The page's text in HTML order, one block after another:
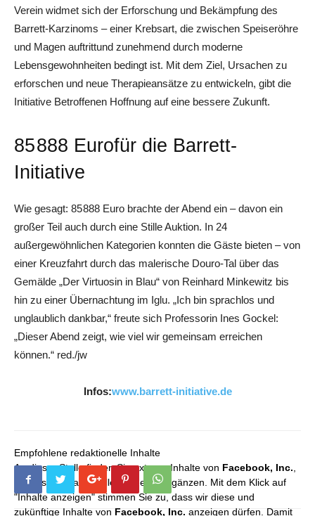
Verein widmet sich der Erforschung und Bekämpfung des
Barrett-Karzinoms – einer Krebsart, die zwischen Speiseröhre
und Magen auftrittund zunehmend durch moderne
Lebensgewohnheiten bedingt ist. Mit dem Ziel, Ursachen zu
erforschen und neue Therapieansätze zu entwickeln, gibt die
Initiative Betroffenen Hoffnung auf eine bessere Zukunft.
85 888 Eurofür die Barrett-
Initiative
Wie gesagt: 85 888 Euro brachte der Abend ein – davon ein
großer Teil auch durch eine Stille Auktion. In 24
außergewöhnlichen Kategorien konnten die Gäste bieten – von
einer Kreuzfahrt durch das malerische Douro-Tal über das
Gemälde „Der Virtuosin in Blau“ von Reinhard Minkewitz bis
hin zu einer Übernachtung im Iglu. „Ich bin sprachlos und
unglaublich dankbar,“ freute sich Professorin Ines Gockel:
„Dieser Abend zeigt, wie viel wir gemeinsam erreichen
können.“ red./jw
Infos:www.barrett-initiative.de
Empfohlene redaktionelle Inhalte
An dieser Stelle finden Sie externe Inhalte von Facebook, Inc.
die unser redaktionelles Angebot ergänzen. Mit dem Klick auf
"Inhalte anzeigen" stimmen Sie zu, dass wir diese und
zukünftige Inhalte von Facebook, Inc. anzeigen dürfen. Damit